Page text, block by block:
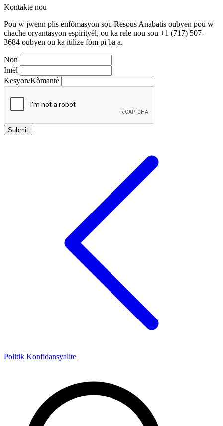
Kontakte nou
Pou w jwenn plis enfòmasyon sou Resous Anabatis oubyen pou w
chache oryantasyon espirityèl, ou ka rele nou sou +1 (717) 507-
3684 oubyen ou ka itilize fòm pi ba a.
Non
Imèl
Kesyon/Kòmantè
Submit
Politik Konfidansyalite